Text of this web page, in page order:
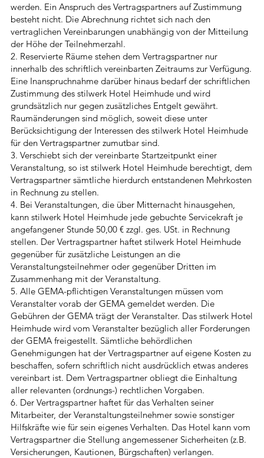
werden. Ein Anspruch des Vertragspartners auf Zustimmung
besteht nicht. Die Abrechnung richtet sich nach den
vertraglichen Vereinbarungen unabhängig von der Mitteilung
der Höhe der Teilnehmerzahl.
2. Reservierte Räume stehen dem Vertragspartner nur
innerhalb des schriftlich vereinbarten Zeitraums zur Verfügung.
Eine Inanspruchnahme darüber hinaus bedarf der schriftlichen
Zustimmung des stilwerk Hotel Heimhude und wird
grundsätzlich nur gegen zusätzliches Entgelt gewährt.
Raumänderungen sind möglich, soweit diese unter
Berücksichtigung der Interessen des stilwerk Hotel Heimhude
für den Vertragspartner zumutbar sind.
3. Verschiebt sich der vereinbarte Startzeitpunkt einer
Veranstaltung, so ist stilwerk Hotel Heimhude berechtigt, dem
Vertragspartner sämtliche hierdurch entstandenen Mehrkosten
in Rechnung zu stellen.
4. Bei Veranstaltungen, die über Mitternacht hinausgehen,
kann stilwerk Hotel Heimhude jede gebuchte Servicekraft je
angefangener Stunde 50,00 € zzgl. ges. USt. in Rechnung
stellen. Der Vertragspartner haftet stilwerk Hotel Heimhude
gegenüber für zusätzliche Leistungen an die
Veranstaltungsteilnehmer oder gegenüber Dritten im
Zusammenhang mit der Veranstaltung.
5. Alle GEMA-pflichtigen Veranstaltungen müssen vom
Veranstalter vorab der GEMA gemeldet werden. Die
Gebühren der GEMA trägt der Veranstalter. Das stilwerk Hotel
Heimhude wird vom Veranstalter bezüglich aller Forderungen
der GEMA freigestellt. Sämtliche behördlichen
Genehmigungen hat der Vertragspartner auf eigene Kosten zu
beschaffen, sofern schriftlich nicht ausdrücklich etwas anderes
vereinbart ist. Dem Vertragspartner obliegt die Einhaltung
aller relevanten (ordnungs-) rechtlichen Vorgaben.
6. Der Vertragspartner haftet für das Verhalten seiner
Mitarbeiter, der Veranstaltungsteilnehmer sowie sonstiger
Hilfskräfte wie für sein eigenes Verhalten. Das Hotel kann vom
Vertragspartner die Stellung angemessener Sicherheiten (z.B.
Versicherungen, Kautionen, Bürgschaften) verlangen.